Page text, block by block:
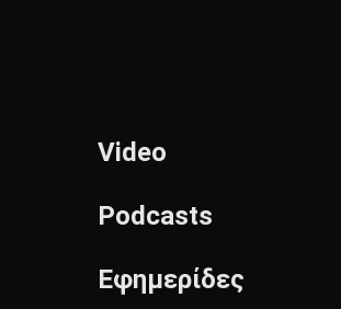
Video
Podcasts
Εφημερίδες